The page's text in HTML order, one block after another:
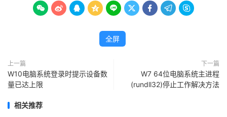
        
全屏
上一篇
W10电脑系统登录时提示设备数
量已达上限
下一篇
W7 64位电脑系统主进程
(rundll32)停止工作解决方法
相关推荐